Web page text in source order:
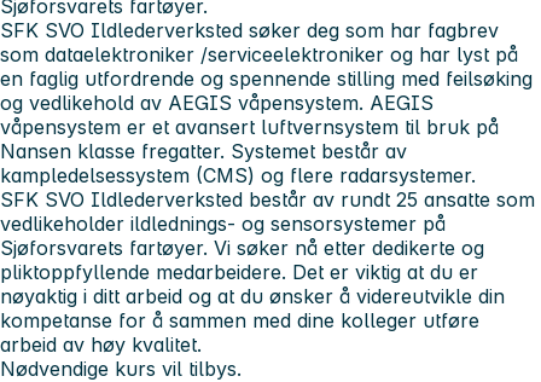
Sjøforsvarets fartøyer.
SFK SVO Ildlederverksted søker deg som har fagbrev
som dataelektroniker /serviceelektroniker og har lyst på
en faglig utfordrende og spennende stilling med feilsøking
og vedlikehold av AEGIS våpensystem. AEGIS
våpensystem er et avansert luftvernsystem til bruk på
Nansen klasse fregatter. Systemet består av
kampledelsessystem (CMS) og flere radarsystemer.
SFK SVO Ildlederverksted består av rundt 25 ansatte som
vedlikeholder ildlednings- og sensorsystemer på
Sjøforsvarets fartøyer. Vi søker nå etter dedikerte og
pliktoppfyllende medarbeidere. Det er viktig at du er
nøyaktig i ditt arbeid og at du ønsker å videreutvikle din
kompetanse for å sammen med dine kolleger utføre
arbeid av høy kvalitet.
Nødvendige kurs vil tilbys.